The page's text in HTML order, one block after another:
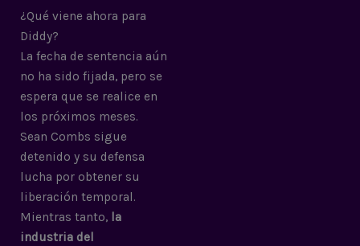
¿Qué viene ahora para
Diddy?
La fecha de sentencia aún
no ha sido fijada, pero se
espera que se realice en
los próximos meses.
Sean Combs sigue
detenido y su defensa
lucha por obtener su
liberación temporal.
Mientras tanto, la
industria del